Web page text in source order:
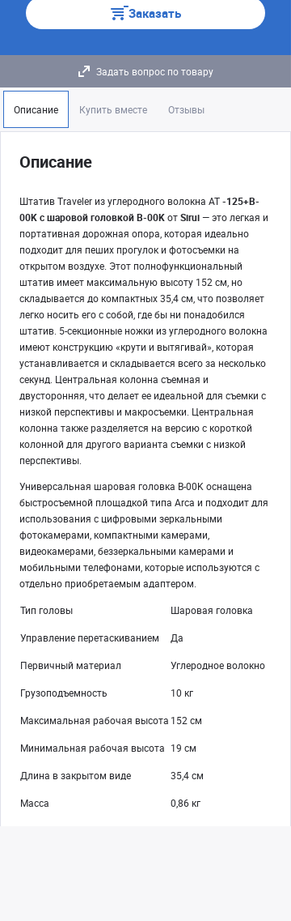
Заказать
Задать вопрос по товару
Описание Купить вместе Отзывы
Описание
Штатив Traveler из углеродного волокна AT-125+B-
00K с шаровой головкой B-00KотSirui— это легкая и
портативная дорожная опора, которая идеально
подходит для пеших прогулок и фотосъемки на
открытом воздухе. Этот полнофункциональный
штатив имеет максимальную высоту 152 см, но
складывается до компактных 35,4 см, что позволяет
легко носить его с собой, где бы ни понадобился
штатив. 5-секционные ножки из углеродного волокна
имеют конструкцию «крути и вытягивай», которая
устанавливается и складывается всего за несколько
секунд. Центральная колонна съемная и
двусторонняя, что делает ее идеальной для съемки с
низкой перспективы и макросъемки. Центральная
колонна также разделяется на версию с короткой
колонной для другого варианта съемки с низкой
перспективы.
Универсальная шаровая головка B-00K оснащена
быстросъемной площадкой типа Arca и подходит для
использования с цифровыми зеркальными
фотокамерами, компактными камерами,
видеокамерами, беззеркальными камерами и
мобильными телефонами, которые используются с
отдельно приобретаемым адаптером.
Тип головы Шаровая головка
Управление перетаскиванием Да
Первичный материал Углеродное волокно
Грузоподъемность 10 кг
Максимальная рабочая высота 152 см
Минимальная рабочая высота 19 см
Длина в закрытом виде 35,4 см
Масса 0,86 кг